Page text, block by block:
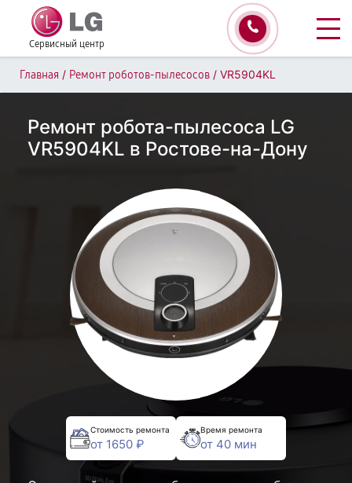
Сервисный центр
Главная / Ремонт роботов-пылесосов / VR5904KL
Ремонт робота-пылесоса LG
VR5904KL в Ростове-на-Дону
Стоимость ремонта
от 1650 ₽
Время ремонта
от 40 мин